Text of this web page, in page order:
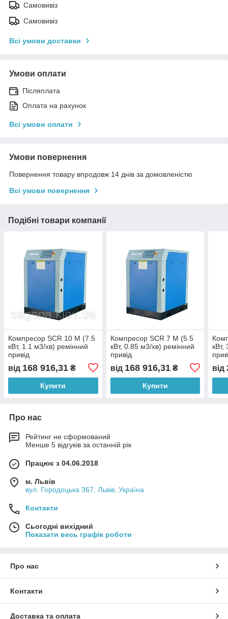
Самовивіз
Самовивіз
Всі умови доставки
Умови оплати
Післяплата
Оплата на рахунок
Всі умови оплати
Умови повернення
Повернення товару впродовж 14 днів за домовленістю
Всі умови повернення
Подібні товари компанії
Компресор SCR 10 M (7.5
кВт, 1.1 м3/хв) ремінний
привід
від 168 916,31 ₴
Купити
Компресор SCR 7 M (5.5
кВт, 0.85 м3/хв) ремінний
привід
від 168 916,31₴
Купити
кВт,
від
Про нас
Рейтинг не сформований
Менше 5 відгуків за останній рік
Працює з 04.06.2018
м. Львів
вул. Городоцька 367, Львів, Україна
Контакти
Сьогодні вихідний
Показати весь графік роботи
Про нас
Контакти
Доставка та оплата